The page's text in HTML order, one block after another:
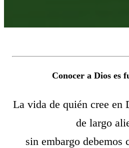
Conocer a Dios es
La vida de quién cree en
de largo
sin embargo debemos